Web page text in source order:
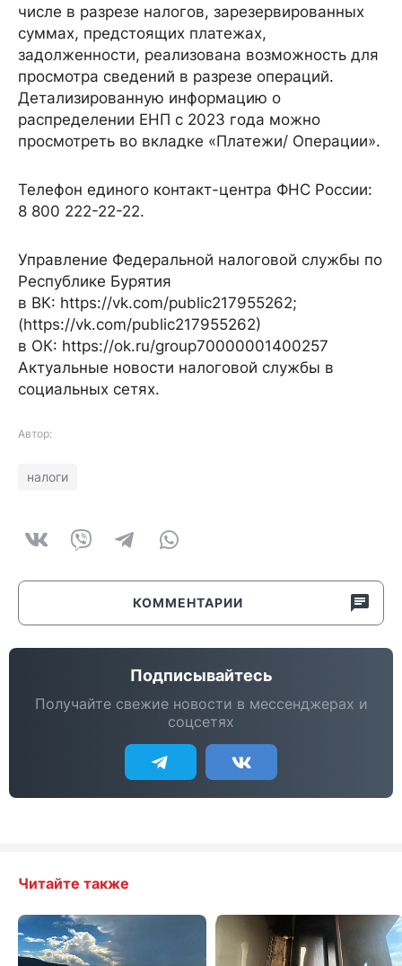
числе в разрезе налогов, зарезервированных
суммах, предстоящих платежах,
задолженности, реализована возможность для
просмотра сведений в разрезе операций.
Детализированную информацию о
распределении ЕНП с 2023 года можно
просмотреть во вкладке «Платежи/ Операции».
Телефон единого контакт-центра ФНС России:
8 800 222-22-22.
Управление Федеральной налоговой службы по
Республике Бурятия
в ВК: https://vk.com/public217955262;
(https://vk.com/public217955262)
в ОК: https://ok.ru/group70000001400257
Актуальные новости налоговой службы в
социальных сетях.
Автор:
налоги
КОММЕНТАРИИ
Подписывайтесь
Получайте свежие новости в мессенджерах и
соцсетях
Читайте также